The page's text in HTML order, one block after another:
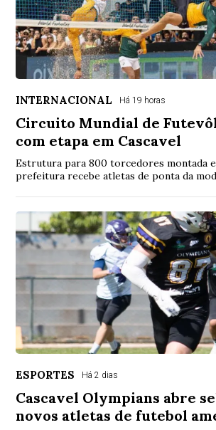
INTERNACIONAL Há 19 horas
Circuito Mundial de
com etapa em Cascavel
Estrutura para 800 torcedores montada
prefeitura recebe atletas de ponta da
ESPORTES Há 2 dias
Cascavel Olympians abre
novos atletas de futebol